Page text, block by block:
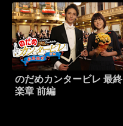
のだめカンタービレ 最終
楽章 前編